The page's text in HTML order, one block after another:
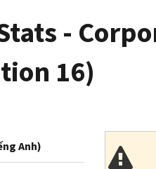
-
16)
Anh)